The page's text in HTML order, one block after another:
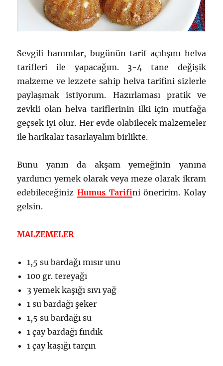
Sevgili hanımlar, bugünün tarif açılışını helva
tarifleri ile yapacağım. 3-4 tane değişik
malzeme ve lezzete sahip helva tarifini sizlerle
paylaşmak istiyorum. Hazırlaması pratik ve
zevkli olan helva tariflerinin ilki için mutfağa
geçsek iyi olur. Her evde olabilecek malzemeler
ile harikalar tasarlayalım birlikte.
Bunu yanın da akşam yemeğinin yanına
yardımcı yemek olarak veya meze olarak ikram
edebileceğiniz Humus Tarifini öneririm. Kolay
gelsin.
MALZEMELER
1,5 su bardağı mısır unu
100 gr. tereyağı
3 yemek kaşığı sıvı yağ
1 su bardağı şeker
1,5 su bardağı su
1 çay bardağı fındık
1 çay kaşığı tarçın